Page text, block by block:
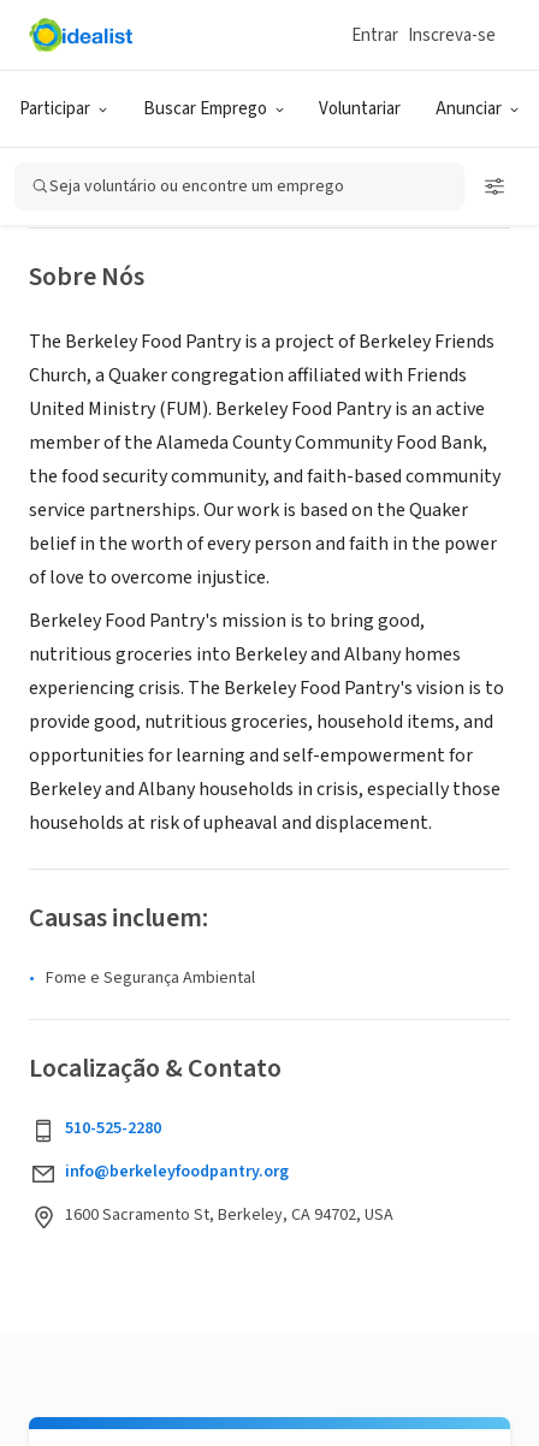
Participar Buscar Emprego Voluntariar Anunciar
Entrar Inscreva-se
Seja voluntário ou encontre um emprego
ONG (SETOR SOCIAL)
Berkeley Food Pantry, a project of
The Berkeley Friends Church
Berkeley, CA|www.berkeleyfoodpantry.org/
Sobre Nós
The Berkeley Food Pantry is a project of Berkeley Friends
Church, a Quaker congregation affiliated with Friends
United Ministry (FUM). Berkeley Food Pantry is an active
member of the Alameda County Community Food Bank,
the food security community, and faith-based community
service partnerships. Our work is based on the Quaker
belief in the worth of every person and faith in the power
of love to overcome injustice.
Berkeley Food Pantry's mission is to bring good,
nutritious groceries into Berkeley and Albany homes
experiencing crisis. The Berkeley Food Pantry's vision is to
provide good, nutritious groceries, household items, and
opportunities for learning and self-empowerment for
Berkeley and Albany households in crisis, especially those
households at risk of upheaval and displacement.
Causas incluem:
Fome e Segurança Ambiental
Localização & Contato
510-525-2280
info@berkeleyfoodpantry.org
1600 Sacramento St, Berkeley, CA 94702, USA